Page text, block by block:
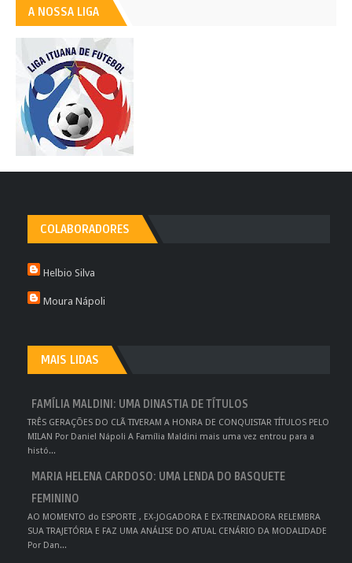
A NOSSA LIGA
COLABORADORES
Helbio Silva
Moura Nápoli
MAIS LIDAS
FAMÍLIA MALDINI: UMA DINASTIA DE TÍTULOS
TRÊS GERAÇÕES DO CLÃ TIVERAM A HONRA DE CONQUISTAR TÍTULOS PELO
MILAN Por Daniel Nápoli A Família Maldini mais uma vez entrou para a
histó...
MARIA HELENA CARDOSO: UMA LENDA DO BASQUETE
FEMININO
AO MOMENTO do ESPORTE , EX-JOGADORA E EX-TREINADORA RELEMBRA
SUA TRAJETÓRIA E FAZ UMA ANÁLISE DO ATUAL CENÁRIO DA MODALIDADE
Por Dan...